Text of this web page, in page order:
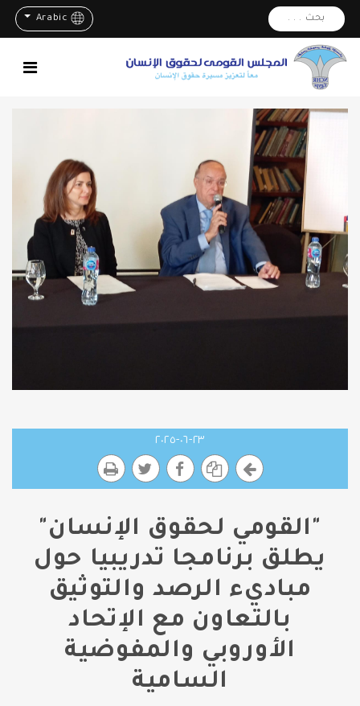
بحث . . . Arabic
٢٣-٠٦-٢٠٢٥
"القومي لحقوق الإنسان"
يطلق برنامجا تدريبيا حول
مباديء الرصد والتوثيق
بالتعاون مع الإتحاد
الأوروبي والمفوضية
السامية